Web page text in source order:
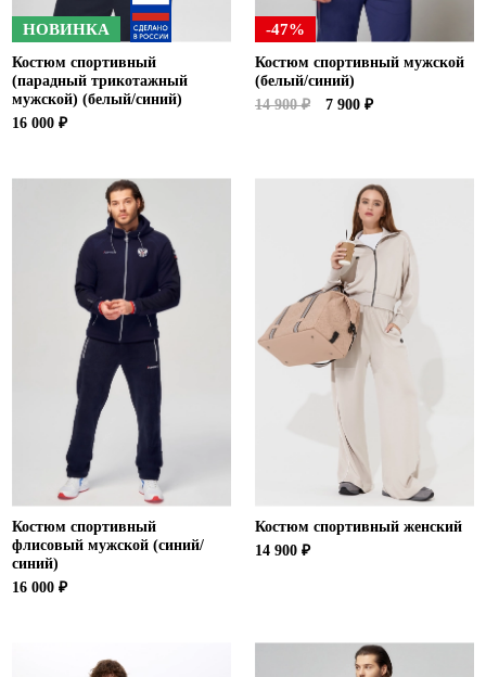
НОВИНКА
Костюм спортивный
(парадный трикотажный
мужской) (белый/синий)
16 000 ₽
-47%
Костюм спортивный мужской
(белый/синий)
14 900 ₽
7 900 ₽
Костюм спортивный
флисовый мужской (синий/
синий)
16 000 ₽
Костюм спортивный женский
14 900 ₽